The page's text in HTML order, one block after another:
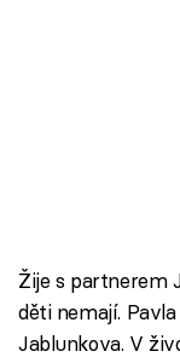
Žije s partnerem
děti nemají.
Jablunkova. V